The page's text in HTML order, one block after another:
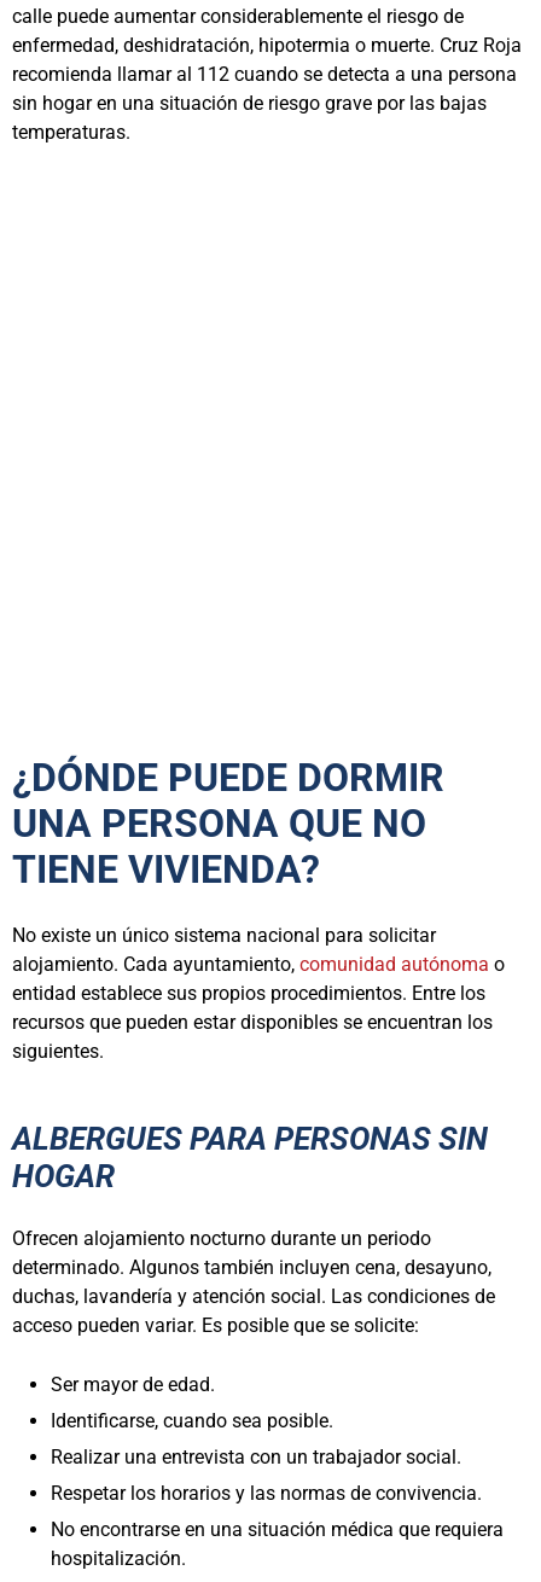
calle puede aumentar considerablemente el riesgo de
enfermedad, deshidratación, hipotermia o muerte. Cruz Roja
recomienda llamar al 112 cuando se detecta a una persona
sin hogar en una situación de riesgo grave por las bajas
temperaturas.
¿DÓNDE PUEDE DORMIR
UNA PERSONA QUE NO
TIENE VIVIENDA?
No existe un único sistema nacional para solicitar
alojamiento. Cada ayuntamiento, comunidad autónoma o
entidad establece sus propios procedimientos. Entre los
recursos que pueden estar disponibles se encuentran los
siguientes.
ALBERGUES PARA PERSONAS SIN
HOGAR
Ofrecen alojamiento nocturno durante un periodo
determinado. Algunos también incluyen cena, desayuno,
duchas, lavandería y atención social. Las condiciones de
acceso pueden variar. Es posible que se solicite:
Ser mayor de edad.
Identificarse, cuando sea posible.
Realizar una entrevista con un trabajador social.
Respetar los horarios y las normas de convivencia.
No encontrarse en una situación médica que requiera
hospitalización.